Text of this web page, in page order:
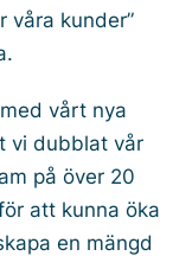
våra kunder”
vårt nya
vi dubblat vår
på över 20
att kunna öka
en mängd